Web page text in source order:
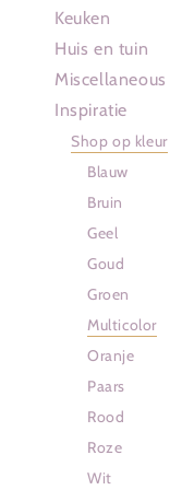
Keuken
Huis en tuin
Miscellaneous
Inspiratie
Shop op kleur
Blauw
Bruin
Geel
Goud
Groen
Multicolor
Oranje
Paars
Rood
Roze
Wit